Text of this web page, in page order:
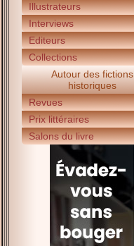
Illustrateurs
Interviews
Editeurs
Collections
Autour des fictions
historiques
Revues
Prix littéraires
Salons du livre